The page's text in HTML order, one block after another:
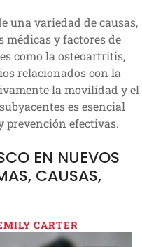
una variedad de causas,
médicas y factores de
como la osteoartritis,
relacionados con la
la movilidad y el
es esencial
prevención efectivas.
EN NUEVOS
CAUSAS,
CARTER